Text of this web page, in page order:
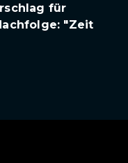
für
"Zeit